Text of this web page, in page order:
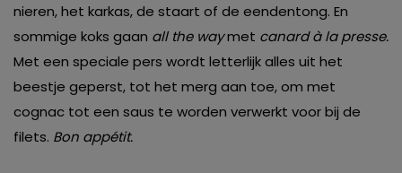
nieren, het karkas, de staart of de eendentong. En
sommige koks gaan all the waymet canard à la presse.
Met een speciale pers wordt letterlijk alles uit het
beestje geperst, tot het merg aan toe, om met
cognac tot een saus te worden verwerkt voor bij de
filets. Bon appétit.